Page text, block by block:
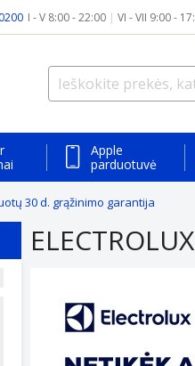
I - V 8:00 - 22:00 | VI - VII 9:00 -
Apple
parduotuvė
30 d. grąžinimo garantija